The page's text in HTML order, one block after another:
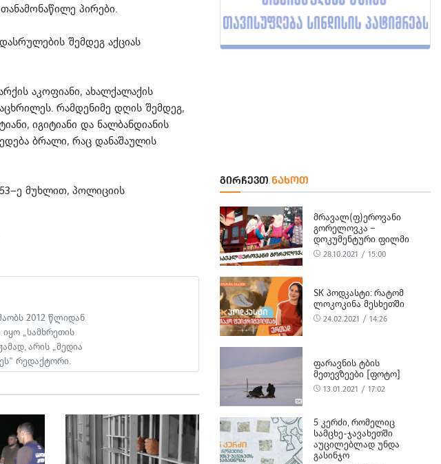
პირები.
შემდეგ აქციას
აკოფიანი, ახალქალაქის
რამდენიმე დღის შემდეგ,
იგიტიანი და ნალბანდიანის
ედება ბრალი, რაც დანაშაულის
მუხლით, პოლიციის
2012 წლიდან
„სამხრეთის
არის „მედია
რედაქტორი.
ᲒᲘᲠᲩᲔᲕᲗ ᲜᲐᲮᲝᲗ
ᲛᲠᲐᲕᲐᲚ(Ფ)ᲔᲠᲝᲕᲐᲜᲘ
ᲒᲝᲠᲔᲚᲝᲕᲙᲐ –
ᲓᲝᲙᲣᲛᲔᲜᲢᲣᲠᲘ ᲤᲘᲚᲛᲘ
28.10.2021 / 15:00
SK ᲞᲝᲓᲙᲐᲡᲢᲘ: ᲠᲐᲢᲝᲛ
ᲚᲝᲙᲝᲙᲘᲜᲐ ᲛᲔᲡᲮᲔᲗᲨᲘ
24.02.2021 / 14:26
ᲤᲐᲠᲐᲕᲜᲘᲡ ᲢᲑᲘᲡ
ᲛᲔᲗᲔᲕᲖᲔᲔᲑᲘ [ᲤᲝᲢᲝ]
13.01.2021 / 17:02
5 ᲙᲔᲠᲫᲘ, ᲠᲝᲛᲔᲚᲘᲪ
ᲡᲐᲛᲪᲮᲔ-ᲯᲐᲕᲐᲮᲔᲗᲨᲘ
ᲐᲣᲪᲘᲚᲔᲑᲚᲐᲓ ᲣᲜᲓᲐ
ᲒᲐᲡᲘᲜᲯᲝ